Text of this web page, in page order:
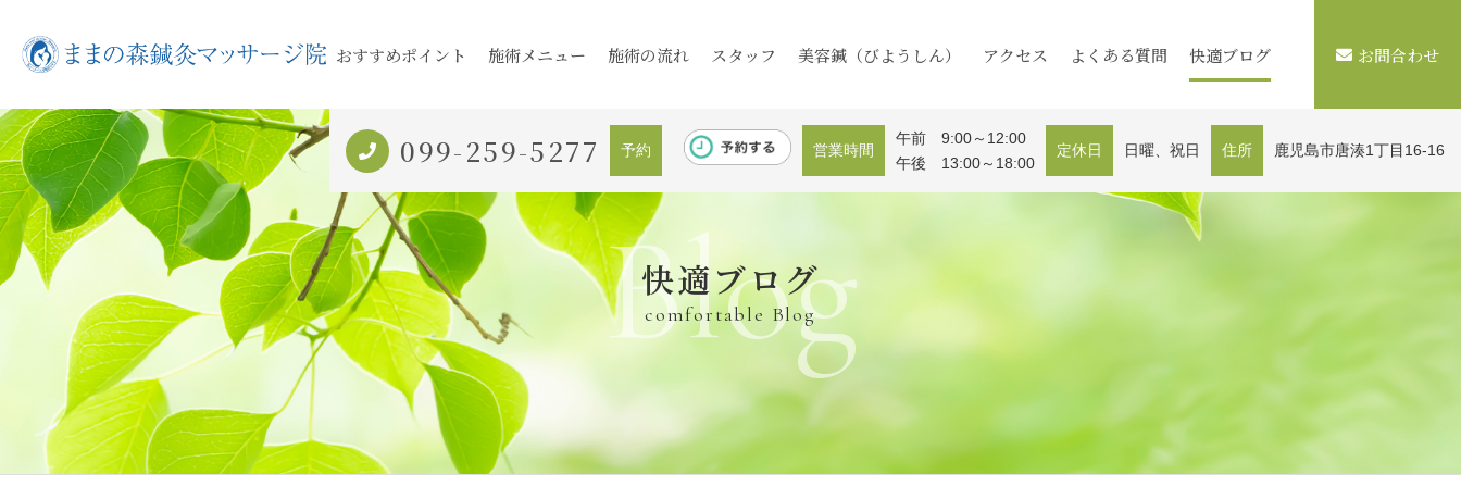
おすすめポイント 施術メニュー 施術の流れ スタッフ 美容鍼（びようしん） アクセス よくある質問 快適ブログ お問合わせ
快適ブログ
comfortable Blog
Blog
099-259-5277 予約 営業時間
午前 9:00～12:00
午後 13:00～18:00
定休日 日曜、祝日 住所 鹿児島市唐湊1丁目16-16